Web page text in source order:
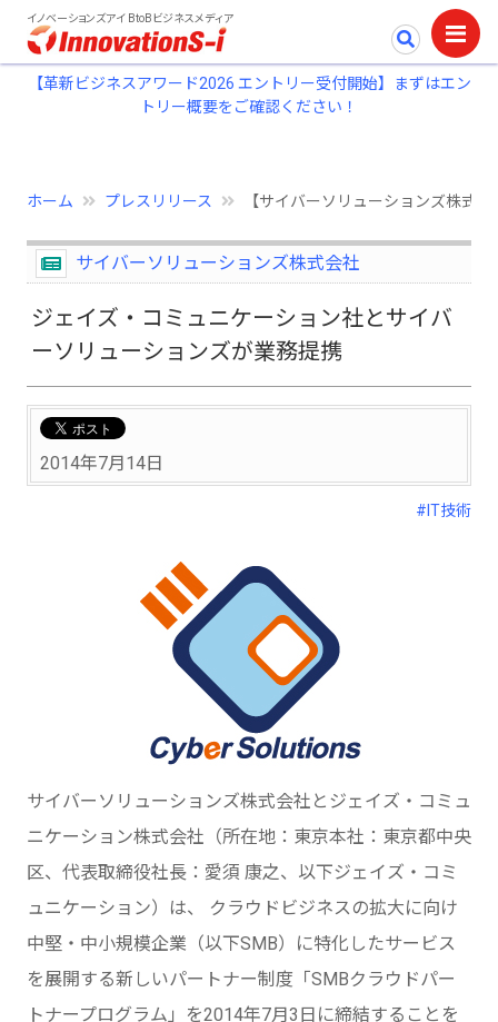
イノベーションズアイ BtoBビジネスメディア
【革新ビジネスアワード2026 エントリー受付開始】まずはエン
トリー概要をご確認ください！
ホーム プレスリリース 【サイバーソリューションズ株式
サイバーソリューションズ株式会社
ジェイズ・コミュニケーション社とサイバ
ーソリューションズが業務提携
2014年7月14日
#IT技術
サイバーソリューションズ株式会社とジェイズ・コミュ
ニケーション株式会社（所在地：東京本社：東京都中央
区、代表取締役社長：愛須 康之、以下ジェイズ・コミ
ュニケーション）は、 クラウドビジネスの拡大に向け
中堅・中小規模企業（以下SMB）に特化したサービス
を展開する新しいパートナー制度「SMBクラウドパー
トナープログラム」を2014年7月3日に締結することを